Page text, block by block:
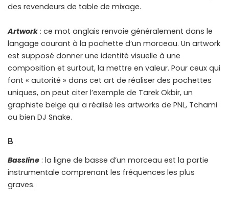
des revendeurs de table de mixage.
Artwork: ce mot anglais renvoie généralement dans le
langage courant à la pochette d’un morceau. Un artwork
est supposé donner une identité visuelle à une
composition et surtout, la mettre en valeur. Pour ceux qui
font « autorité » dans cet art de réaliser des pochettes
uniques, on peut citer l’exemple de Tarek Okbir, un
graphiste belge qui a réalisé les artworks de PNL, Tchami
ou bien DJ Snake.
B
Bassline : la ligne de basse d’un morceau est la partie
instrumentale comprenant les fréquences les plus
graves.